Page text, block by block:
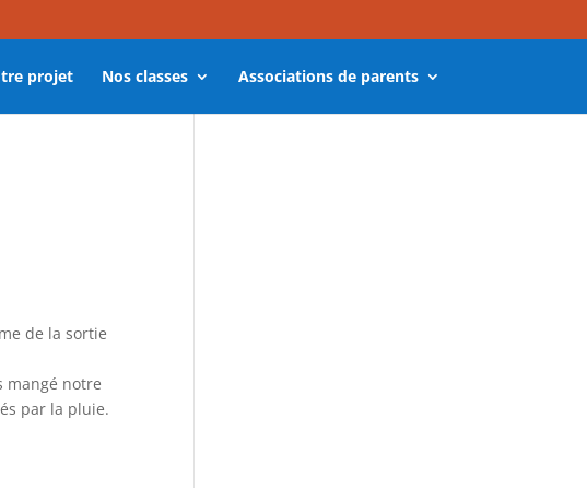
projet Nos classes Associations de parents
de la sortie
mangé notre
par la pluie.